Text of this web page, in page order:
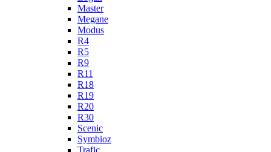
Master
Megane
Modus
R4
R5
R9
R11
R18
R19
R20
R30
Scenic
Symbioz
Trafic